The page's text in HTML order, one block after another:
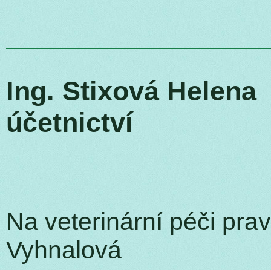
Ing. Stixová
účetnictví
Na veterinární péči
Vyhnalová